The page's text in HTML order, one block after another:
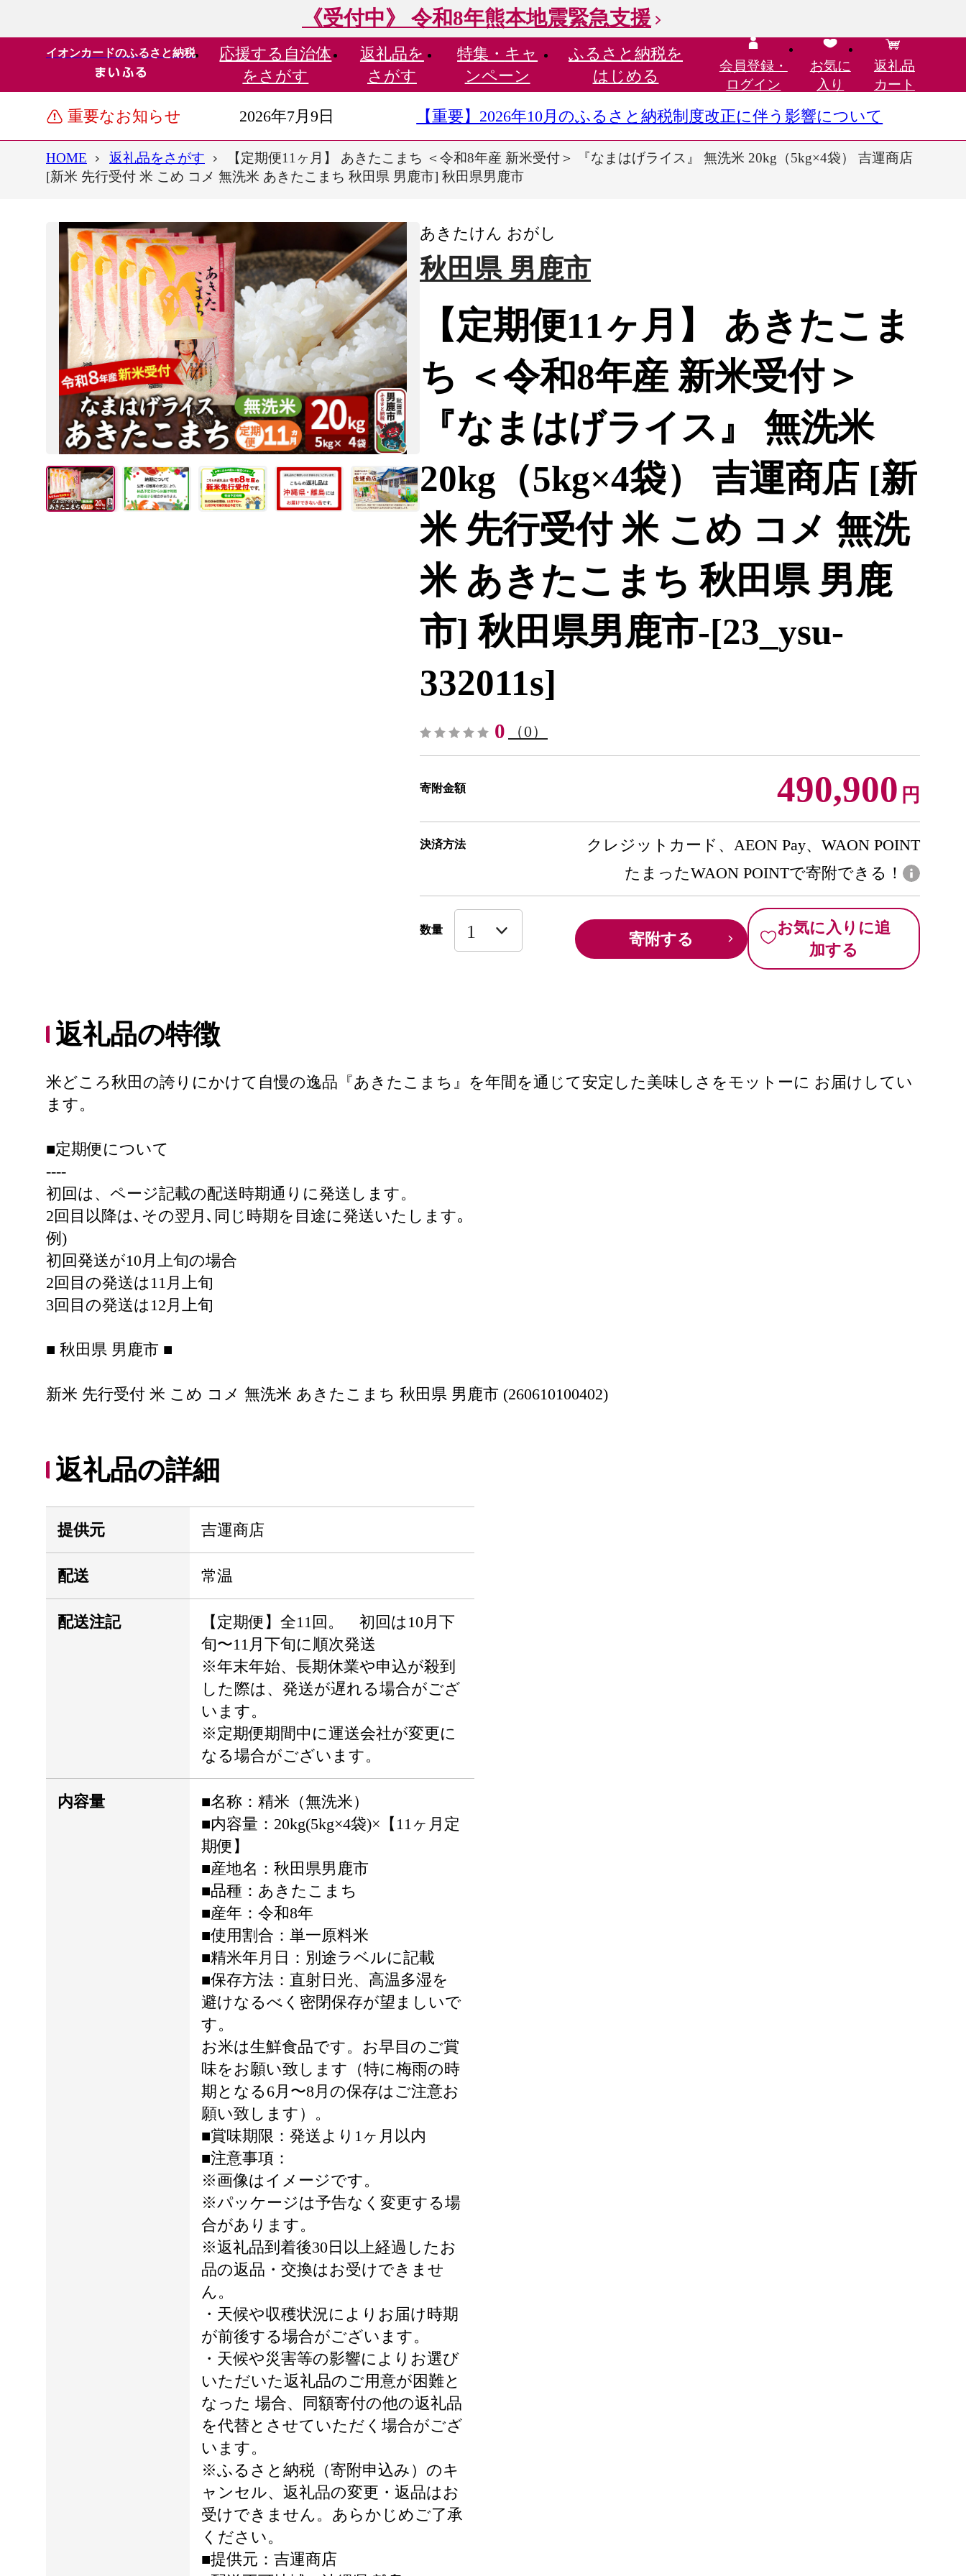
《受付中》 令和8年熊本地震緊急支援
イオンカードのふるさと納税 応援する 自治体
をさがす
返礼品を
さがす
特集・ キャ
ンペーン
ふるさと納税を
はじめる
会員登録・
ログイン
お気に
入り
返礼品
カート
重要なお知らせ 2026年7月9日 【重要】2026年10月のふるさと納税制度改正に伴う影響について
HOME 返礼品をさがす
【定期便11ヶ月】 あきたこまち ＜令和8年産 新米受付＞ 『なまはげライス』 無洗米 20kg（5kg×4袋） 吉運商店
[新米 先行受付 米 こめ コメ 無洗米 あきたこまち 秋田県 男鹿市] 秋田県男鹿市
あきたけん おがし
秋田県 男鹿市
【定期便11ヶ月】 あきたこま
ち ＜令和8年産 新米受付＞
『なまはげライス』 無洗米
20kg（5kg×4袋） 吉運商店 [新
米 先行受付 米 こめ コメ 無洗
米 あきたこまち 秋田県 男鹿
市] 秋田県男鹿市-[23_ysu-
332011s]
0 （0）
寄附金額 490,900 円
決済方法
クレジットカード、AEON Pay、WAON POINT
たまったWAON POINTで寄附できる！
数量 寄附する
お気に入りに追
加する
返礼品の特徴
米どころ秋田の誇りにかけて自慢の逸品『あきたこまち』を年間を通じて安定した美味しさをモットーに お届けしてい
ます。
■定期便について
----
初回は、ページ記載の配送時期通りに発送します。
2回目以降は､その翌月､同じ時期を目途に発送いたします｡
例)
初回発送が10月上旬の場合
2回目の発送は11月上旬
3回目の発送は12月上旬
■ 秋田県 男鹿市 ■
新米 先行受付 米 こめ コメ 無洗米 あきたこまち 秋田県 男鹿市 (260610100402)
返礼品の詳細
提供元 吉運商店
配送 常温
配送注記
【定期便】全11回。 初回は10月下
旬〜11月下旬に順次発送
※年末年始、長期休業や申込が殺到
した際は、発送が遅れる場合がござ
います。
※定期便期間中に運送会社が変更に
なる場合がございます。
内容量
■名称：精米（無洗米）
■内容量：20kg(5kg×4袋)×【11ヶ月定
期便】
■産地名：秋田県男鹿市
■品種：あきたこまち
■産年：令和8年
■使用割合：単一原料米
■精米年月日：別途ラベルに記載
■保存方法：直射日光、高温多湿を
避けなるべく密閉保存が望ましいで
す。
お米は生鮮食品です。お早目のご賞
味をお願い致します（特に梅雨の時
期となる6月〜8月の保存はご注意お
願い致します）。
■賞味期限：発送より1ヶ月以内
■注意事項：
※画像はイメージです。
※パッケージは予告なく変更する場
合があります。
※返礼品到着後30日以上経過したお
品の返品・交換はお受けできませ
ん。
・天候や収穫状況によりお届け時期
が前後する場合がございます。
・天候や災害等の影響によりお選び
いただいた返礼品のご用意が困難と
なった 場合、同額寄付の他の返礼品
を代替とさせていただく場合がござ
います。
※ふるさと納税（寄附申込み）のキ
ャンセル、返礼品の変更・返品はお
受けできません。あらかじめご了承
ください。
■提供元：吉運商店